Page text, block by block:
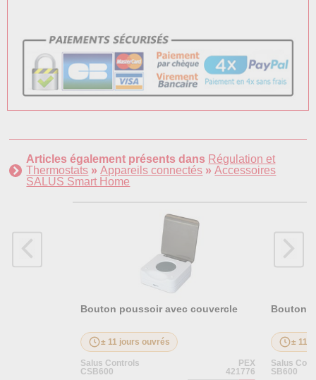
Articles également présents dans Régulation et
Thermostats »Appareils connectés »Accessoires
SALUS Smart Home
Bouton poussoir avec couvercle
± 11 jours ouvrés
Salus Controls
PEX
CSB600
421776
Bouton
± 11
Salus
SB600